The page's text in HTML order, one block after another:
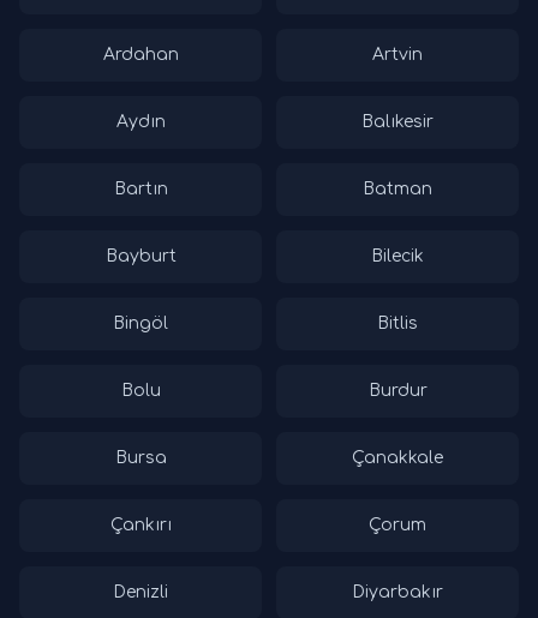
Ardahan Artvin
Aydın Balıkesir
Bartın Batman
Bayburt Bilecik
Bingöl Bitlis
Bolu Burdur
Bursa Çanakkale
Çankırı Çorum
Denizli Diyarbakır